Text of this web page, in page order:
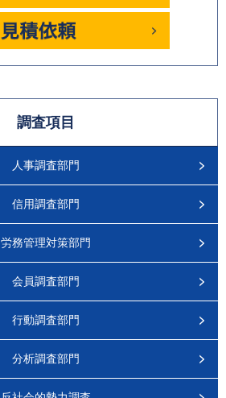
調査項目
人事調査部門
信用調査部門
労務管理対策部門
会員調査部門
行動調査部門
分析調査部門